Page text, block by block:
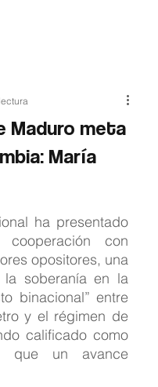
Maduro meta
María
ha presentado
con
opositores, una
la soberanía en la
binacional” entre
y el régimen de
calificado como
que un avance